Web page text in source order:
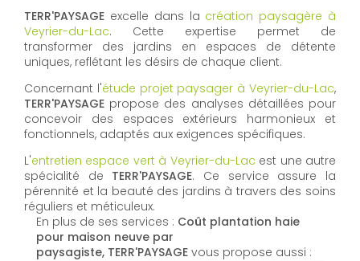
TERR'PAYSAGE excelle dans la création paysagère à
Veyrier-du-Lac. Cette expertise permet de
transformer des jardins en espaces de détente
uniques, reflétant les désirs de chaque client.
Concernant l'étude projet paysager à Veyrier-du-Lac,
TERR'PAYSAGE propose des analyses détaillées pour
concevoir des espaces extérieurs harmonieux et
fonctionnels, adaptés aux exigences spécifiques.
L'entretien espace vert à Veyrier-du-Lac est une autre
spécialité de TERR'PAYSAGE. Ce service assure la
pérennité et la beauté des jardins à travers des soins
réguliers et méticuleux.
En plus de ses services : Coût plantation haie
pour maison neuve par
paysagiste, TERR'PAYSAGE vous propose aussi :